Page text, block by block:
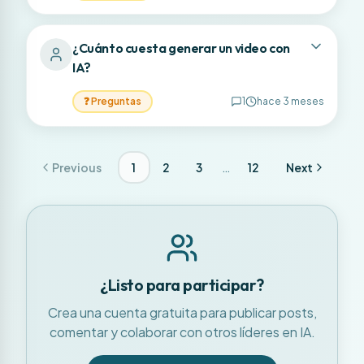
¿Cuánto cuesta generar un video con
IA?
❓Preguntas 1 hace 3 meses
Previous 1 2 3 … 12 Next
¿Listo para participar?
Crea una cuenta gratuita para publicar posts,
comentar y colaborar con otros líderes en IA.